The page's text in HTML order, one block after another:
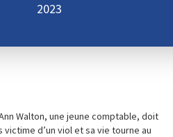
2023
Walton, une jeune comptable, doit
d’un viol et sa vie tourne au